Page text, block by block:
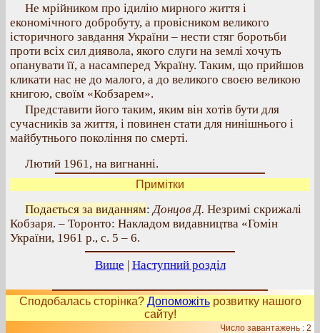
Не мрійником про ідилію мирного життя і
економічного добробуту, а провісником великого
історичного завдання України – нести стяг боротьби
проти всіх сил диявола, якого слуги на землі хочуть
опанувати її, а насамперед Україну. Таким, що прийшов
кликати нас не до малого, а до великого своєю великою
книгою, своїм «Кобзарем».
Представити його таким, яким він хотів бути для
сучасників за життя, і повинен стати для нинішнього і
майбутнього покоління по смерті.
Лютий 1961, на вигнанні.
Примітки
Подається за виданням:Донцов Д. Незримі скрижалі
Кобзаря. – Торонто: Накладом видавництва «Гомін
України, 1961 р., с. 5 – 6.
Вище | Наступний розділ
Сподобалась сторінка? Допоможітьрозвитку нашого
сайту!
Число завантажень : 2